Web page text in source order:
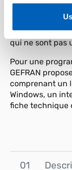
Possibilité
afficher
qui ne sont pas
Pour une
GEFRAN
comprenant un
Windows, un
fiche technique
01